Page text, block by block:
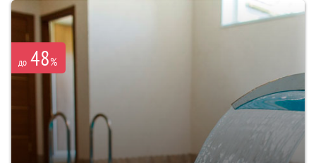
до 48%